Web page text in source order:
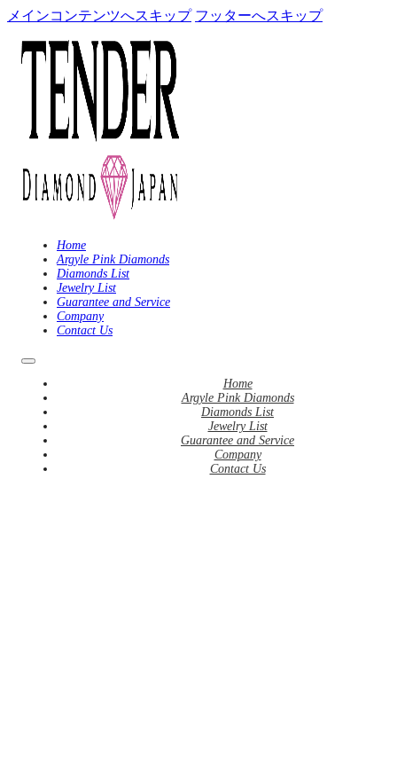
メインコンテンツへスキップ フッターへスキップ
Home
Argyle Pink Diamonds
Diamonds List
Jewelry List
Guarantee and Service
Company
Contact Us
Home
Argyle Pink Diamonds
Diamonds List
Jewelry List
Guarantee and Service
Company
Contact Us